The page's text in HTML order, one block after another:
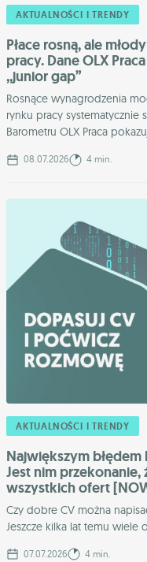
AKTUALNOŚCI I TRENDY
Płace rosną, ale
pracy. Dane OLX
,,junior gap”
Rosnące wynagrodzenia
rynku pracy systematycznie
Barometru OLX Praca
08.07.2026 4 min.
AKTUALNOŚCI I TRENDY
Największym błędem
Jest nim
wszystkich ofert
Czy dobre CV można
Jeszcze kilka lat temu wiele
07.07.2026 4 min.